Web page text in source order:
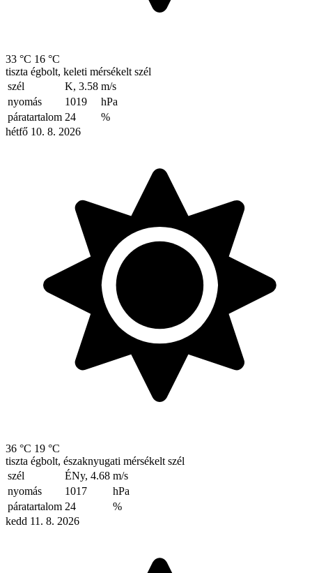
33 °C 16 °C
tiszta égbolt, keleti mérsékelt szél
szél
K, 3.58 m/s
nyomás
1019
hPa
páratartalom 24
%
hétfő 10. 8. 2026
36 °C 19 °C
tiszta égbolt, északnyugati mérsékelt szél
szél
ÉNy, 4.68 m/s
nyomás
1017
hPa
páratartalom 24
%
kedd 11. 8. 2026